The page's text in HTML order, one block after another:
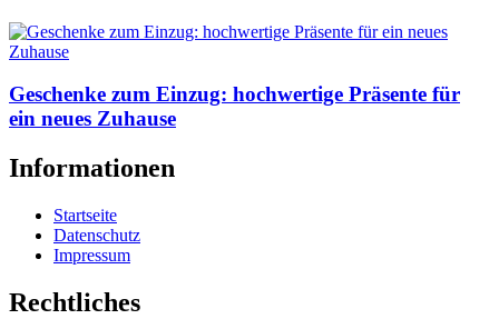
Geschenke zum Einzug: hochwertige Präsente für
ein neues Zuhause
Informationen
Startseite
Datenschutz
Impressum
Rechtliches